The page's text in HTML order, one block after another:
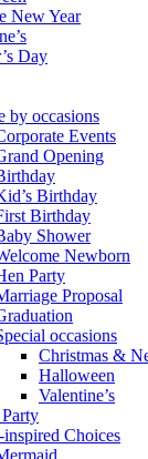
New Year
Day
by occasions
Events
Opening
Birthday
Birthday
Shower
Newborn
Party
Proposal
occasions
Christmas &
Halloween
Valentine’s
inspired Choices